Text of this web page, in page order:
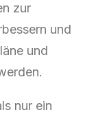
zur
und
und
nur ein